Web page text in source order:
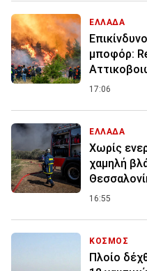
ΕΛΛΑΔΑ
μποφόρ:
17:06
ΕΛΛΑΔΑ
Χωρίς
χαμηλή
16:55
ΚΟΣΜΟΣ
Πλοίο